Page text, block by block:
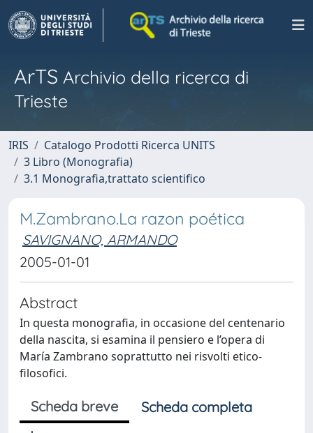
ArTS Archivio della ricerca di
Trieste
IRIS
Catalogo Prodotti Ricerca UNITS
3 Libro (Monografia)
3.1 Monografia,trattato scientifico
M.Zambrano.La razon poética
SAVIGNANO, ARMANDO
2005-01-01
Abstract
In questa monografia, in occasione del centenario
della nascita, si esamina il pensiero e l’opera di
María Zambrano soprattutto nei risvolti etico-
filosofici.
Scheda breve Scheda completa